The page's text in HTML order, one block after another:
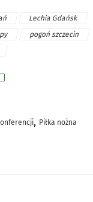
Lechia Gdańsk
pogoń szczecin
, Piłka nożna